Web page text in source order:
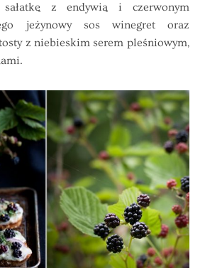
sałatkę z endywią i czerwonym
jeżynowy sos winegret oraz
z niebieskim serem pleśniowym,